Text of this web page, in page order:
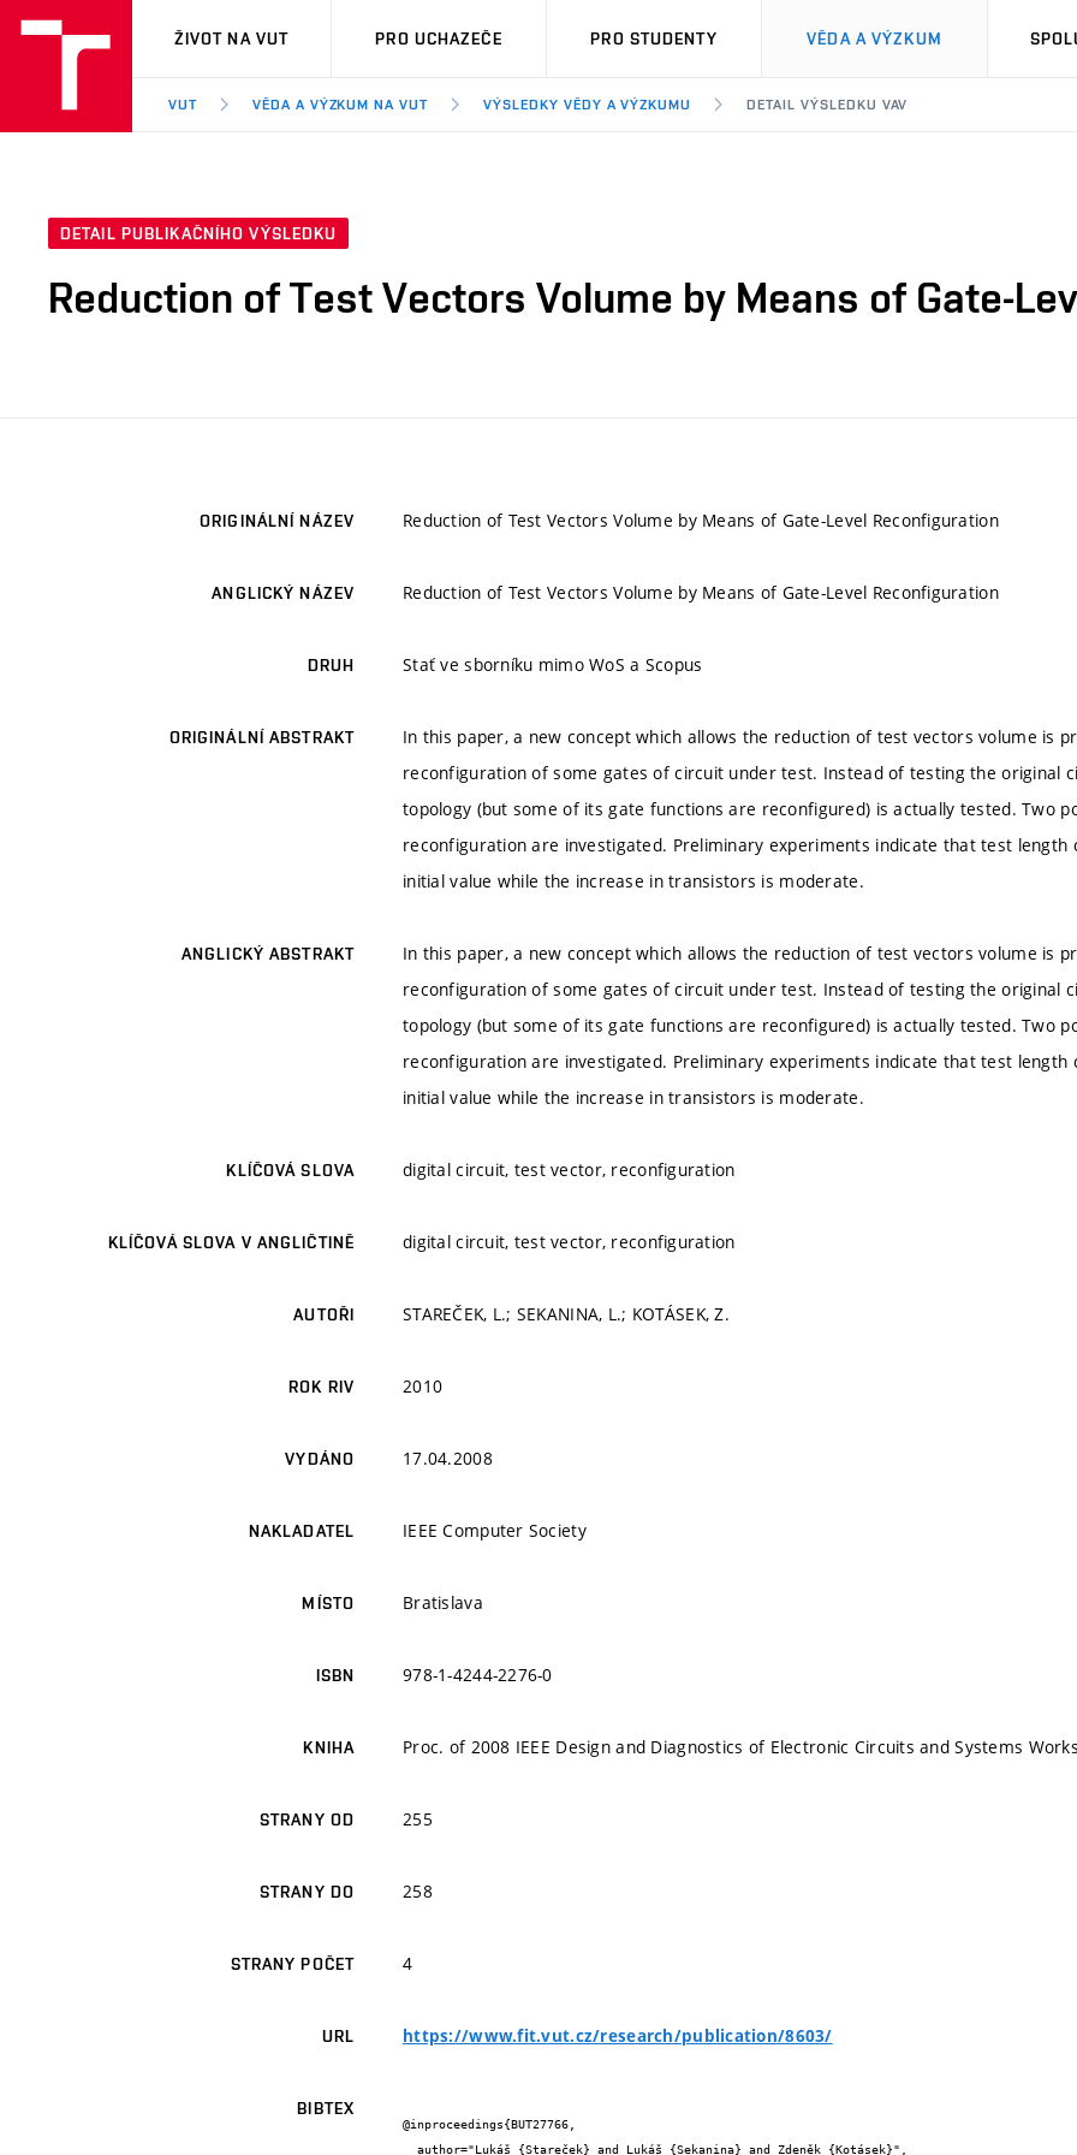
VUT
ŽIVOT NA VUT PRO UCHAZEČE PRO STUDENTY VĚDA A VÝZKUM
VUT VĚDA A VÝZKUM NA VUT VÝSLEDKY VĚDY A VÝZKUMU DETAIL VÝSLEDKU VAV
DETAIL PUBLIKAČNÍHO VÝSLEDKU
Reduction of Test Vectors Volume by Means of Gate-
ORIGINÁLNÍ NÁZEV Reduction of Test Vectors Volume by Means of Gate-Level Reconfiguration
ANGLICKÝ NÁZEV Reduction of Test Vectors Volume by Means of Gate-Level Reconfiguration
DRUH Stať ve sborníku mimo WoS a Scopus
ORIGINÁLNÍ ABSTRAKT
In this paper, a new concept which allows the reduction of test vectors volume is
reconfiguration of some gates of circuit under test. Instead of testing the original
topology (but some of its gate functions are reconfigured) is actually tested. Two
reconfiguration are investigated. Preliminary experiments indicate that test length
initial value while the increase in transistors is moderate.
ANGLICKÝ ABSTRAKT
In this paper, a new concept which allows the reduction of test vectors volume is
reconfiguration of some gates of circuit under test. Instead of testing the original
topology (but some of its gate functions are reconfigured) is actually tested. Two
reconfiguration are investigated. Preliminary experiments indicate that test length
initial value while the increase in transistors is moderate.
KLÍČOVÁ SLOVA digital circuit, test vector, reconfiguration
KLÍČOVÁ SLOVA V ANGLIČTINĚ digital circuit, test vector, reconfiguration
AUTOŘI STAREČEK, L.; SEKANINA, L.; KOTÁSEK, Z.
ROK RIV 2010
VYDÁNO 17.04.2008
NAKLADATEL IEEE Computer Society
MÍSTO Bratislava
ISBN 978-1-4244-2276-0
KNIHA Proc. of 2008 IEEE Design and Diagnostics of Electronic Circuits and Systems
STRANY OD 255
STRANY DO 258
STRANY POČET 4
URL https://www.fit.vut.cz/research/publication/8603/
BIBTEX
@inproceedings{BUT27766,